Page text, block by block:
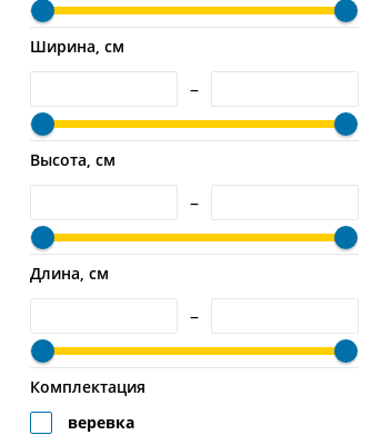
Ширина, см
–
Высота, см
–
Длина, см
–
Комплектация
веревка